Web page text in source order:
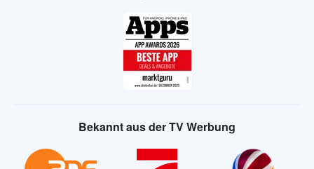
Bekannt aus der TV Werbung